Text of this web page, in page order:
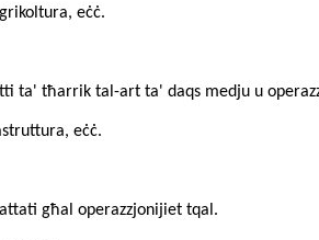
eċċ.
ta' tħarrik tal-art ta' daqs medju u
eċċ.
għal operazzjonijiet tqal.